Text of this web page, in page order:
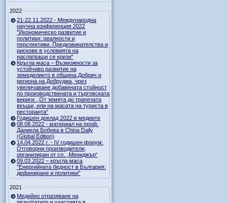
2022
21-22.11.2022 - Международна
научна конференция 2022
"Икономическо развитие и
политики: реалности и
перспективи. Предизвикателства и
рискове в условията на
наслагващи се кризи"
Кръгла маса – Възможности за
устойчиво развитие на
земеделието в община Добрич и
региона на Добруджа, чрез
увеличаване добавената стойност
по производствената и търговската
вериги: „От земята до трапезата
вкъщи, или на масата на туриста в
ресторанта“
Годишен доклад 2022 в медиите
08.08.2022 - материал на проф.
Даниела Бобева в China Daily
(Global Edition)
14.04.2022 г. - IV годишен форум:
Отговорни производители,
организиран от сп. „Мениджър“
09.03.2022 – кръгла маса
"Енергийната бедност в България:
дефиниране и политики"
2021
Медийно отразяване на